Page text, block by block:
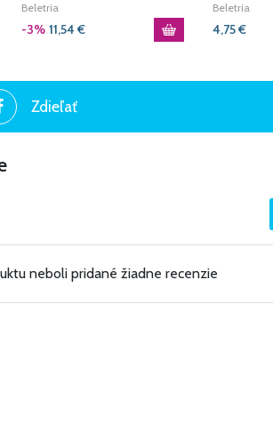
Beletria
-3% 11,54 €
Beletria
4,75€
Zdieľať
neboli pridané žiadne recenzie